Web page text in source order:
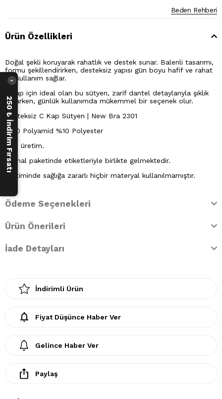
Beden Rehberi
Ürün Özellikleri
Doğal şekli koruyarak rahatlık ve destek sunar. Balenli tasarımı,
formu şekillendirirken, desteksiz yapısı gün boyu hafif ve rahat
bir kullanım sağlar.
C kap için ideal olan bu sütyen, zarif dantel detaylarıyla şıklık
katarken, günlük kullanımda mükemmel bir seçenek olur.
Desteksiz C Kap Sütyen | New Bra 2301
%90 Polyamid %10 Polyester
Yerli üretim.
Orijinal paketinde etiketleriyle birlikte gelmektedir.
Üretiminde sağlığa zararlı hiçbir materyal kullanılmamıştır.
Ödeme Seçenekleri
Ürün Önerileri
İade Detayları
İndirimli Ürün
Fiyat Düşünce Haber Ver
Gelince Haber Ver
Paylaş
250 ₺ İndirim Fırsatı
›